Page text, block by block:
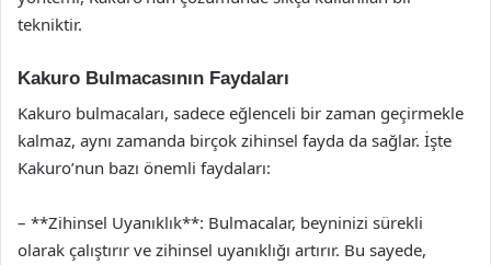
tekniktir.
Kakuro Bulmacasının Faydaları
Kakuro bulmacaları, sadece eğlenceli bir zaman geçirmekle
kalmaz, aynı zamanda birçok zihinsel fayda da sağlar. İşte
Kakuro’nun bazı önemli faydaları:
– **Zihinsel Uyanıklık**: Bulmacalar, beyninizi sürekli
olarak çalıştırır ve zihinsel uyanıklığı artırır. Bu sayede,